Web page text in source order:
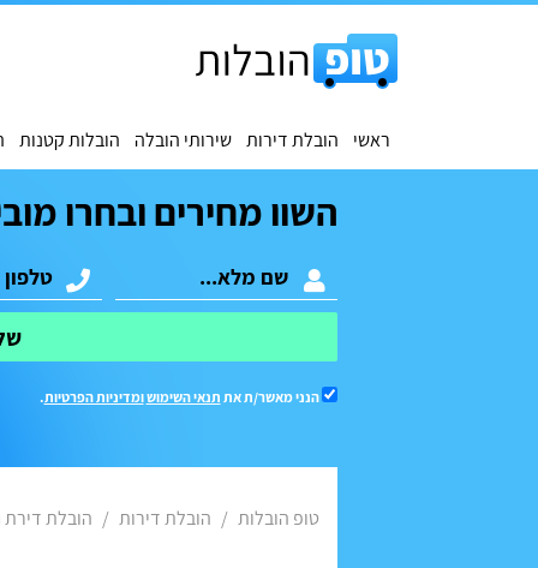
ראשי הובלת דירות שירותי הובלה הובלות קטנות
השוו מחירים ובחרו
הנני מאשר/ת את תנאי השימושומדיניות הפרטיות.
טופ הובלות הובלת דירות הובלת